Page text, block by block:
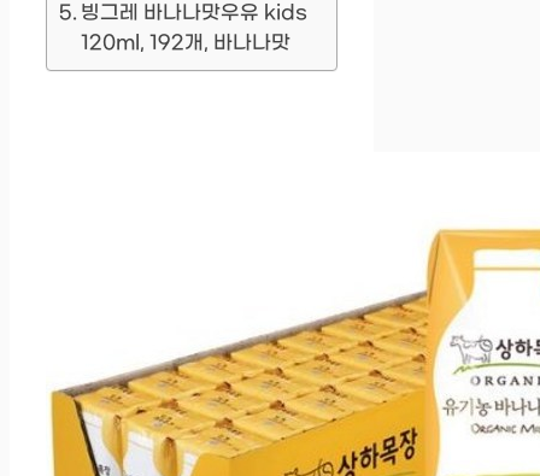
빙그레 바나나맛우유 kids
120ml, 192개, 바나나맛